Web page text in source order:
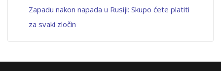
Zapadu nakon napada u Rusiji: Skupo ćete platiti
za svaki zločin